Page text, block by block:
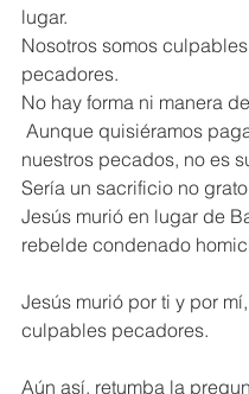
lugar.
Nosotros somos
pecadores.
No hay forma ni manera
nuestros pecados, no es
Sería un sacrificio no
Jesús murió en lugar de
rebelde condenado
Jesús murió por ti y por
culpables pecadores.
Aún así, retumba la